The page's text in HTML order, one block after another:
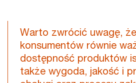
Warto zwrócić uwagę,
konsumentów równie
dostępność produktów
także wygoda, jakość i